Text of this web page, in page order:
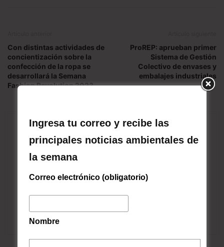
Con distintas actividades de
concientización sobre la
confección de la ropa se
desarrollará la Semana
Fashion Revolution 2023
ProREP: aprueban primer
Sistema de Gestión
Colectivo de envases y
embalajes industriales
Codexverde
Ingresa tu correo y recibe las
principales noticias ambientales de
la semana
Correo electrónico (obligatorio)
Nombre